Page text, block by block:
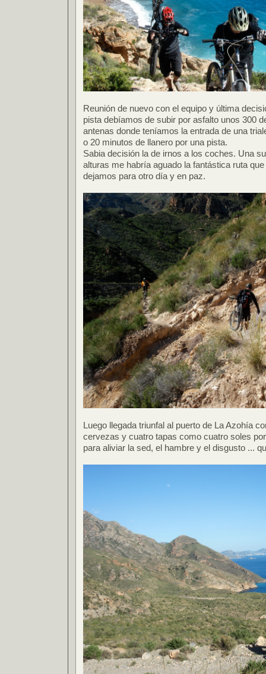
Reunión de nuevo con el equipo y última
pista debíamos de subir por asfalto unos 300
antenas donde teníamos la entrada de una
o 20 minutos de llanero por una pista.
Sabia decisión la de irnos a los coches. Una
alturas me habría aguado la fantástica ruta
dejamos para otro día y en paz.
Luego llegada triunfal al puerto de La Azohía
cervezas y cuatro tapas como cuatro soles
para aliviar la sed, el hambre y el disgusto ...